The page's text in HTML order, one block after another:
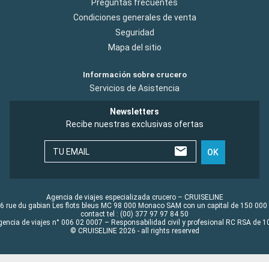
Preguntas frecuentes
Condiciones generales de venta
Seguridad
Mapa del sitio
Información sobre crucero
Servicios de Asistencia
Newsletters
Recibe nuestras exclusivas ofertas
TU EMAIL OK
Agencia de viajes especializada crucero – CRUISELINE
rue du gabian Les flots bleus MC 98 000 Monaco SAM con un capital de 150 000
contact tel : (00) 377 97 97 84 50
de viajes n° 006 02 0007 – Responsabilidad civil y profesional RC RSA de
© CRUISELINE 2026 - all rights reserved